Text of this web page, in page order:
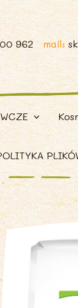
962 mail: